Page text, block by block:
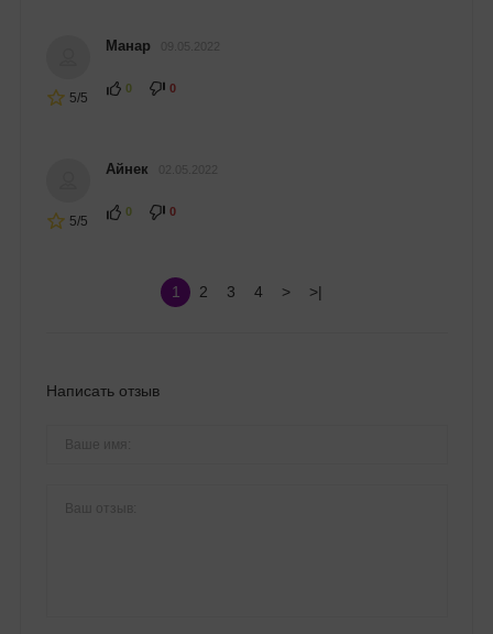
5/5
Манар
0 0
5/5
Айнек
0 0
1 2 3 4 > >|
Написать отзыв